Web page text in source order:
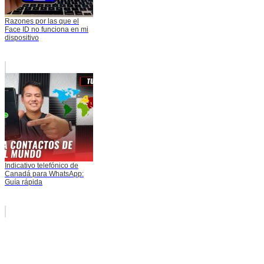
Razones por las que el
Face ID no funciona en mi
dispositivo
Indicativo telefónico de
Canadá para WhatsApp:
Guía rápida